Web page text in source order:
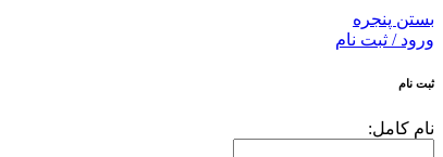
بستن پنجره
ورود / ثبت نام
ثبت نام
نام کامل: